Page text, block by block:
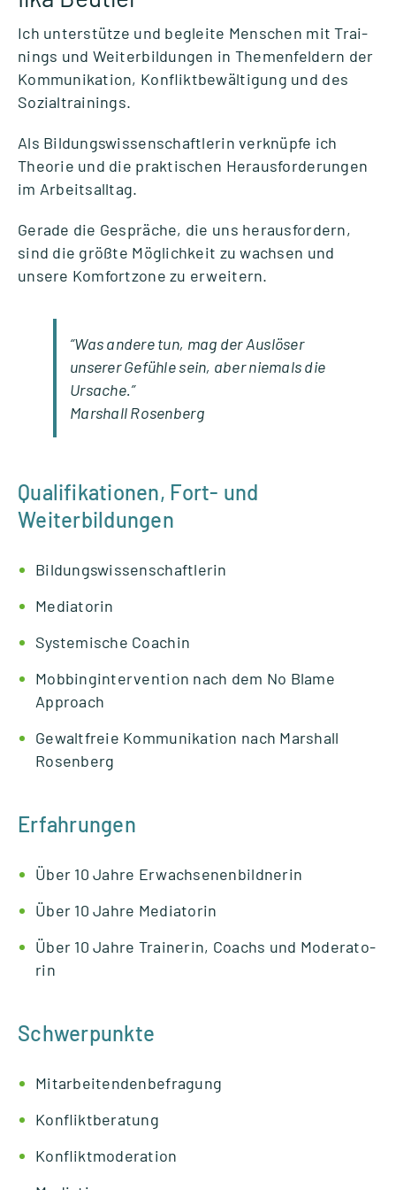
Ich unter­stütze und begleite Men­schen mit Trai­
nings und Wei­ter­bil­dun­gen in The­men­fel­dern der
Kom­mu­ni­ka­tion, Kon­flikt­be­wäl­ti­gung und des
Sozi­al­trai­nings.
Als Bil­dungs­wis­sen­schaft­le­rin ver­knüpfe ich
Theo­rie und die prak­ti­schen Her­aus­for­de­run­gen
im Arbeits­all­tag.
Gerade die Gesprä­che, die uns her­aus­for­dern,
sind die größte Mög­lich­keit zu wach­sen und
unsere Kom­fort­zone zu erwei­tern.
“Was andere tun, mag der Aus­lö­ser
unse­rer Gefühle sein, aber nie­mals die
Ursa­che.”
Mar­shall Rosen­berg
Qualifikationen, Fort- und
Weiterbildungen
Bil­dungs­wis­sen­schaft­le­rin
Media­to­rin
Sys­te­mi­sche Coa­chin
Mob­bing­in­ter­ven­tion nach dem No Blame
Approach
Gewalt­freie Kom­mu­ni­ka­tion nach Mar­shall
Rosen­berg
Erfahrungen
Über 10 Jahre Erwach­se­nen­bild­ne­rin
Über 10 Jahre Media­to­rin
Über 10 Jahre Trai­ne­rin, Coachs und Mode­ra­to­
rin
Schwerpunkte
Mit­ar­bei­ten­den­be­fra­gung
Kon­flikt­be­ra­tung
Kon­flikt­mo­de­ra­tion